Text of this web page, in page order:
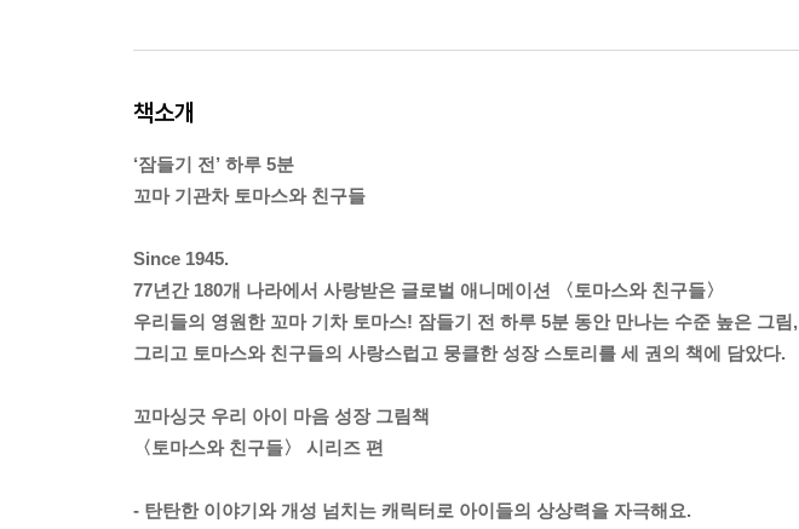
책소개
‘잠들기 전’ 하루 5분
꼬마 기관차 토마스와 친구들
Since 1945.
77년간 180개 나라에서 사랑받은 글로벌 애니메이션 〈토마스와 친구들〉
우리들의 영원한 꼬마 기차 토마스! 잠들기 전 하루 5분 동안 만나는 수준 높은 그림,
그리고 토마스와 친구들의 사랑스럽고 뭉클한 성장 스토리를 세 권의 책에 담았다.
꼬마싱긋 우리 아이 마음 성장 그림책
〈토마스와 친구들〉 시리즈 편
- 탄탄한 이야기와 개성 넘치는 캐릭터로 아이들의 상상력을 자극해요.